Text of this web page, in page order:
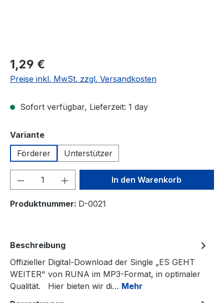
Regulärer Preis:
1,29 €
Preise inkl. MwSt. zzgl. Versandkosten
Sofort verfügbar, Lieferzeit: 1 day
Varianteauswählen
Förderer
Unterstützer
Produkt Anzahl: Gib denIn den Warenkorb
Produktnummer: D-0021
Beschreibung
Offizieller Digital-Download der Single „ES GEHT
WEITER" von RUNA im MP3-Format, in optimaler
Qualität. Hier bieten wir di… Mehr